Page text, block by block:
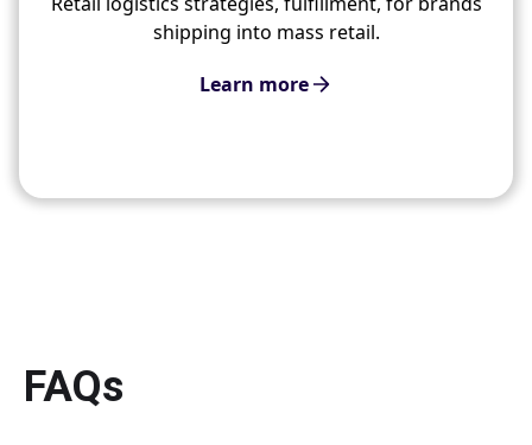
shipping into mass retail.
Learn more
FAQs